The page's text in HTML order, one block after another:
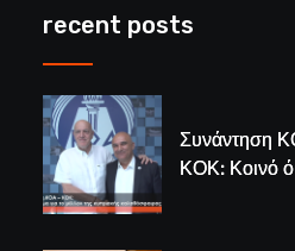
recent posts
Συνάντηση
ΚΟΚ: Κοινό